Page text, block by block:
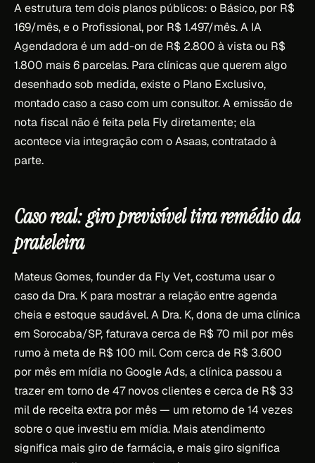
A estrutura tem dois planos públicos: o Básico, por R$
169/mês, e o Profissional, por R$ 1.497/mês. A IA
Agendadora é um add-on de R$ 2.800 à vista ou R$
1.800 mais 6 parcelas. Para clínicas que querem algo
desenhado sob medida, existe o Plano Exclusivo,
montado caso a caso com um consultor. A emissão de
nota fiscal não é feita pela Fly diretamente; ela
acontece via integração com o Asaas, contratado à
parte.
Caso real: giro previsível tira remédio da
prateleira
Mateus Gomes, founder da Fly Vet, costuma usar o
caso da Dra. K para mostrar a relação entre agenda
cheia e estoque saudável. A Dra. K, dona de uma clínica
em Sorocaba/SP, faturava cerca de R$ 70 mil por mês
rumo à meta de R$ 100 mil. Com cerca de R$ 3.600
por mês em mídia no Google Ads, a clínica passou a
trazer em torno de 47 novos clientes e cerca de R$ 33
mil de receita extra por mês — um retorno de 14 vezes
sobre o que investiu em mídia. Mais atendimento
significa mais giro de farmácia, e mais giro significa